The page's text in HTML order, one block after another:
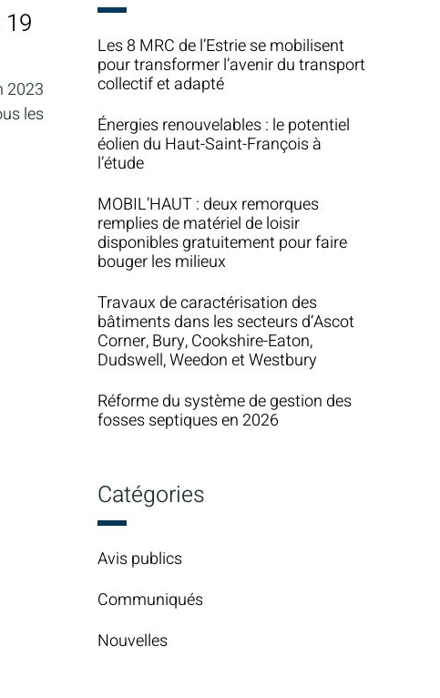
2023
les
Les 8 MRC de l’Estrie se mobilisent
pour transformer l’avenir du transport
collectif et adapté
Énergies renouvelables : le potentiel
éolien du Haut-Saint-François à
l’étude
MOBIL’HAUT : deux remorques
remplies de matériel de loisir
disponibles gratuitement pour faire
bouger les milieux
Travaux de caractérisation des
bâtiments dans les secteurs d’Ascot
Corner, Bury, Cookshire-Eaton,
Dudswell, Weedon et Westbury
Réforme du système de gestion des
fosses septiques en 2026
Catégories
Avis publics
Communiqués
Nouvelles